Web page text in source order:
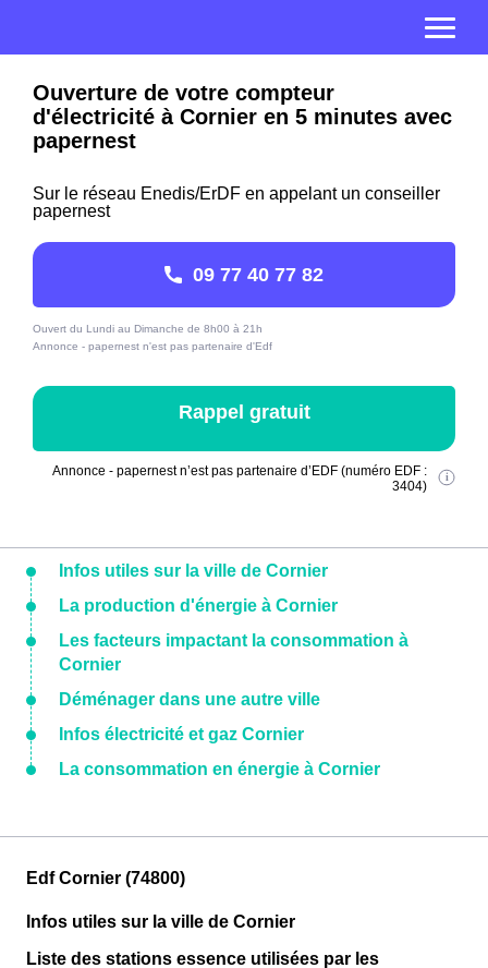
Ouverture de votre compteur
d'électricité à Cornier en 5 minutes avec
papernest
Sur le réseau Enedis/ErDF en appelant un conseiller
papernest
09 77 40 77 82
Ouvert du Lundi au Dimanche de 8h00 à 21h
Annonce - papernest n'est pas partenaire d'Edf
Rappel gratuit
Annonce - papernest n’est pas partenaire d’EDF (numéro EDF :
3404)
Infos utiles sur la ville de Cornier
La production d'énergie à Cornier
Les facteurs impactant la consommation à
Cornier
Déménager dans une autre ville
Infos électricité et gaz Cornier
La consommation en énergie à Cornier
Edf Cornier (74800)
Infos utiles sur la ville de Cornier
Liste des stations essence utilisées par les